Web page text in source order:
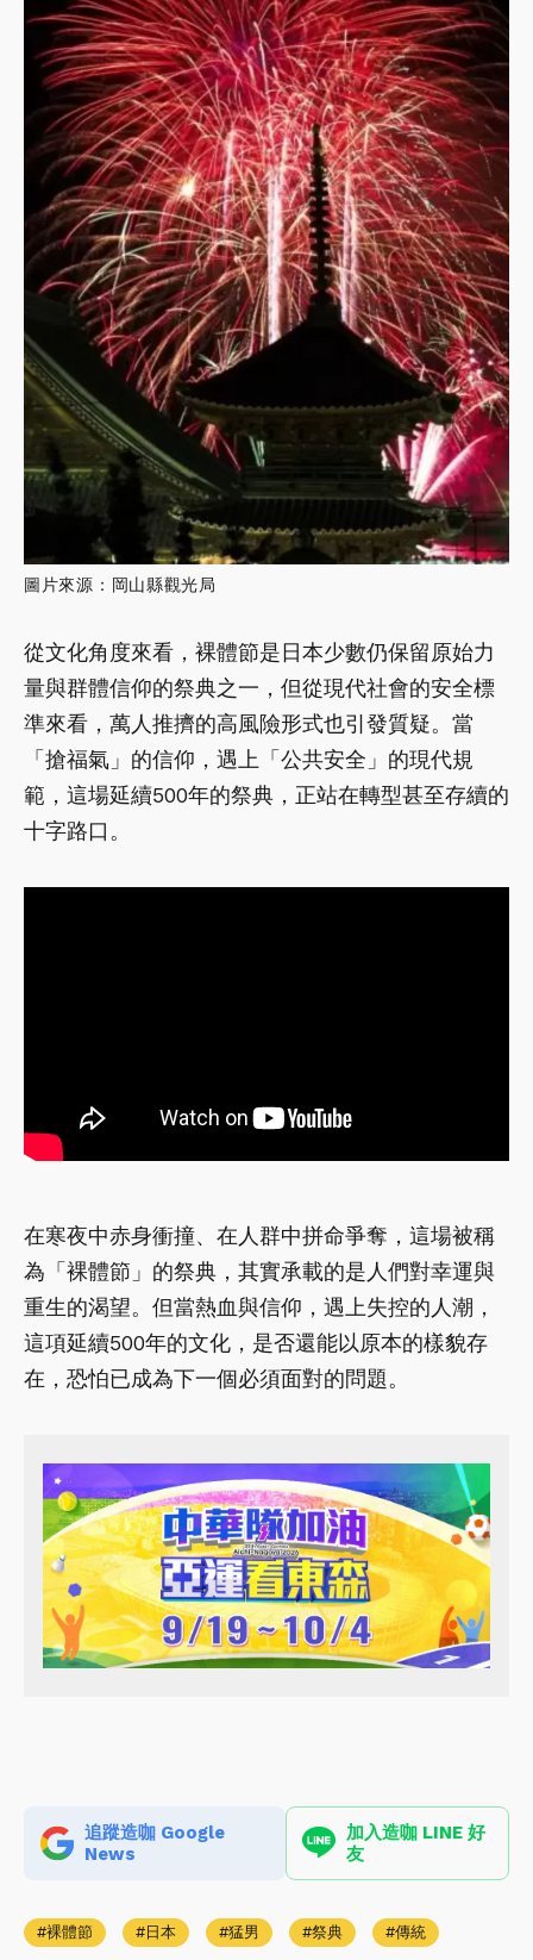
圖片來源：岡山縣觀光局
從文化角度來看，裸體節是日本少數仍保留原始力
量與群體信仰的祭典之一，但從現代社會的安全標
準來看，萬人推擠的高風險形式也引發質疑。當
「搶福氣」的信仰，遇上「公共安全」的現代規
範，這場延續500年的祭典，正站在轉型甚至存續的
十字路口。
在寒夜中赤身衝撞、在人群中拼命爭奪，這場被稱
為「裸體節」的祭典，其實承載的是人們對幸運與
重生的渴望。但當熱血與信仰，遇上失控的人潮，
這項延續500年的文化，是否還能以原本的樣貌存
在，恐怕已成為下一個必須面對的問題。
追蹤造咖 Google
News
加入造咖 LINE 好
友
裸體節 日本 猛男 祭典 傳統